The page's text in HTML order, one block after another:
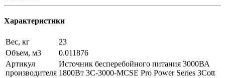
Характеристики
Вес, кг
23
Объем, м3
0.011876
Артикул
производителя
Источник бесперебойного питания 3000ВА
1800Вт 3C-3000-MCSE Pro Power Series 3Cott